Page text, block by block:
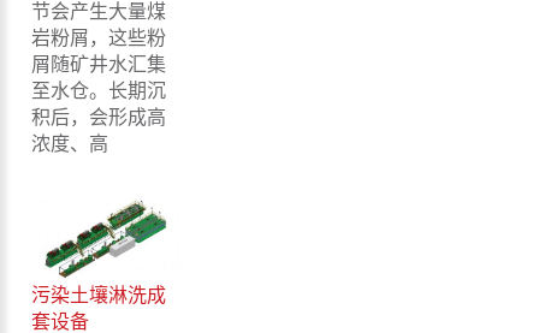
节会产生大量煤
岩粉屑，这些粉
屑随矿井水汇集
至水仓。长期沉
积后，会形成高
浓度、高
污染土壤淋洗成
套设备